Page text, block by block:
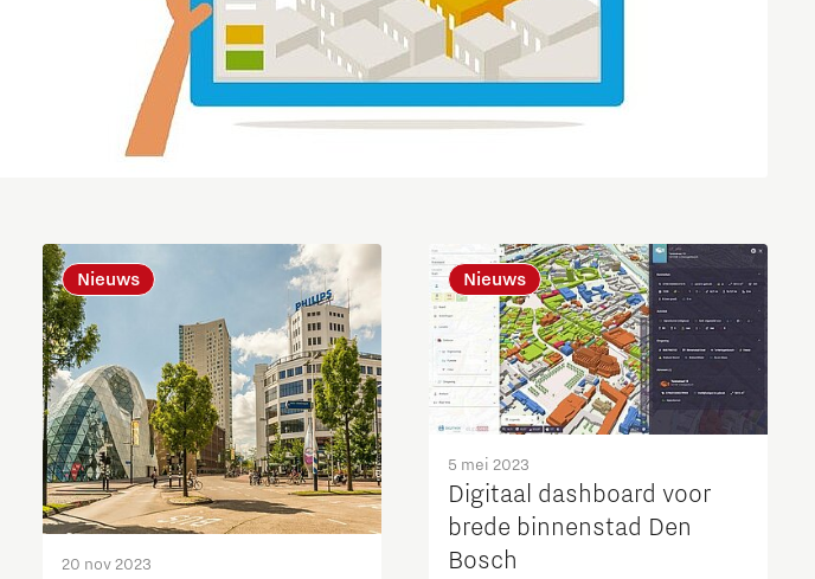
Nieuws
20 nov 2023
Nieuws
5 mei 2023
Digitaal dashboard voor
brede binnenstad Den
Bosch